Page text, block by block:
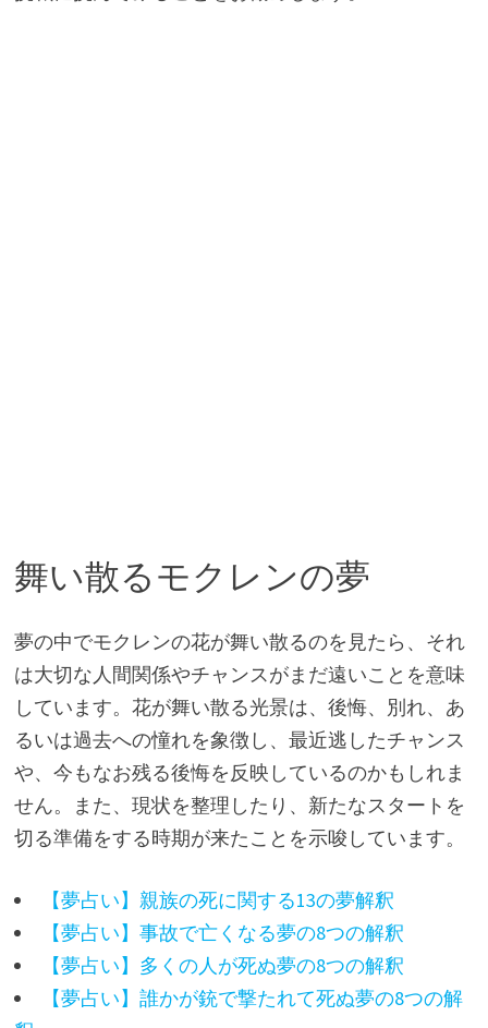
舞い散るモクレンの夢
夢の中でモクレンの花が舞い散るのを見たら、それ
は大切な人間関係やチャンスがまだ遠いことを意味
しています。花が舞い散る光景は、後悔、別れ、あ
るいは過去への憧れを象徴し、最近逃したチャンス
や、今もなお残る後悔を反映しているのかもしれま
せん。また、現状を整理したり、新たなスタートを
切る準備をする時期が来たことを示唆しています。
【夢占い】親族の死に関する13の夢解釈
【夢占い】事故で亡くなる夢の8つの解釈
【夢占い】多くの人が死ぬ夢の8つの解釈
【夢占い】誰かが銃で撃たれて死ぬ夢の8つの解